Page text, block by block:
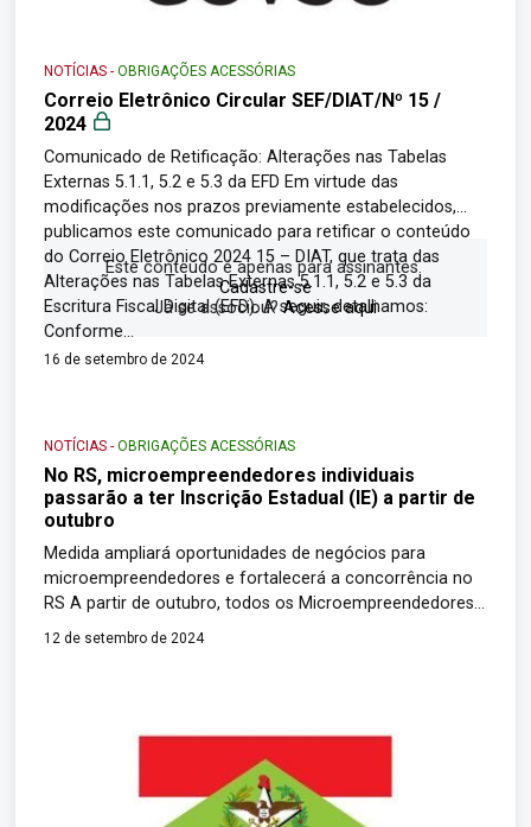
NOTÍCIAS -OBRIGAÇÕES ACESSÓRIAS
Correio Eletrônico Circular SEF/DIAT/Nº 15 /
2024
Comunicado de Retificação: Alterações nas Tabelas
Externas 5.1.1, 5.2 e 5.3 da EFD Em virtude das
modificações nos prazos previamente estabelecidos,
publicamos este comunicado para retificar o conteúdo
do Correio Eletrônico 2024 15 – DIAT, que trata das
Alterações nas Tabelas Externas 5.1.1, 5.2 e 5.3 da
Escritura Fiscal Digital (EFD). A seguir, detalhamos:
Conforme...
Este conteúdo é apenas para assinantes.
Cadastre-se
Já se associou?Acesse aqui
16 de setembro de 2024
NOTÍCIAS -OBRIGAÇÕES ACESSÓRIAS
No RS, microempreendedores individuais
passarão a ter Inscrição Estadual (IE) a partir de
outubro
Medida ampliará oportunidades de negócios para
microempreendedores e fortalecerá a concorrência no
RS A partir de outubro, todos os Microempreendedores
Individuais (MEIs) em atividade no Rio Grande do Sul que
12 de setembro de 2024